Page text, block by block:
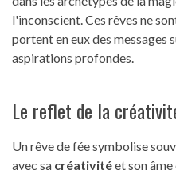
l'inconscient. Ces rêves ne
portent en eux des messages
aspirations profondes.
Le reflet de la
Un rêve de fée symbolise
avec sa créativitéet son